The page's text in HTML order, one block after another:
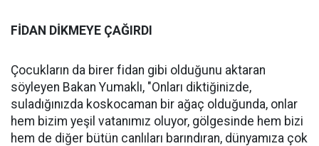
FİDAN DİKMEYE ÇAĞIRDI
Çocukların da birer fidan gibi olduğunu aktaran
söyleyen Bakan Yumaklı, "Onları diktiğinizde,
suladığınızda koskocaman bir ağaç olduğunda, onlar
hem bizim yeşil vatanımız oluyor, gölgesinde hem bizi
hem de diğer bütün canlıları barındıran, dünyamıza çok